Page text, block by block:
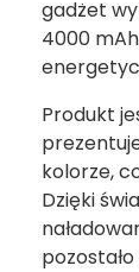
gadżet
4000
Produkt
kolorze,
Dzięki